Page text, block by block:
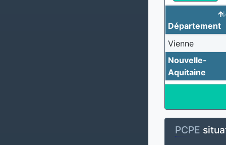
Département
Vienne
Nouvelle-
Aquitaine
PCPE